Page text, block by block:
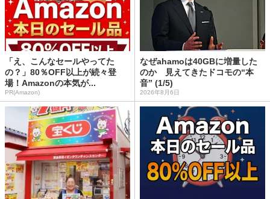
「え、こんなセールやってた
の？」80％OFF以上が続々登
場！Amazonの本気が...
PR(Amazon)
なぜahamoは40GBに増量した
のか 見えてきたドコモの“本
音” (1/5)
2026年8月6日